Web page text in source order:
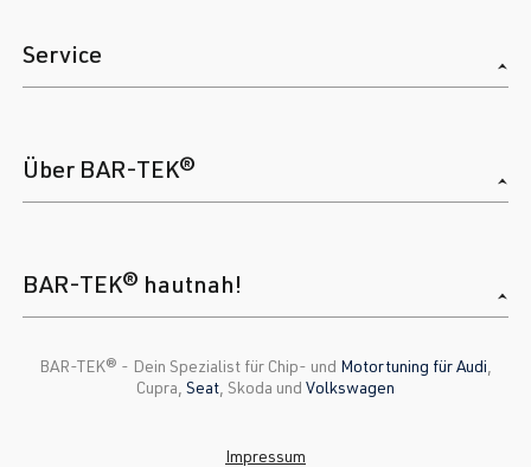
Service
Über BAR-TEK®
BAR-TEK® hautnah!
BAR-TEK®️ - Dein Spezialist für Chip- und Motortuning für Audi
Cupra, Seat , Skoda und Volkswagen
Impressum